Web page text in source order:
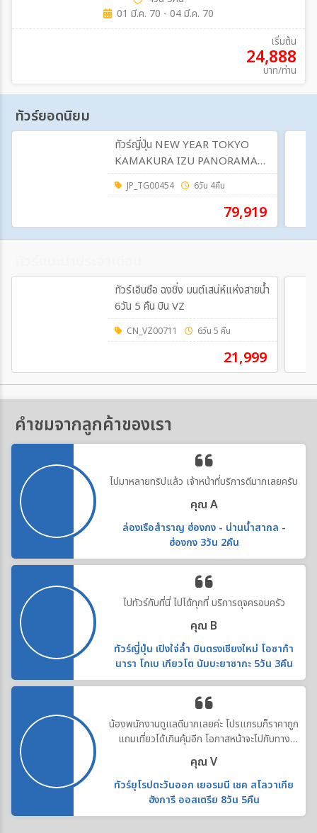
01 มี.ค. 70 - 04 มี.ค. 70
เริ่มต้น
24,888
บาท/ท่าน
ทัวร์ยอดนิยม
ทัวร์ญี่ปุ่น NEW YEAR TOKYO
KAMAKURA IZU PANORAMA
FUJI 6วัน 4คืน (TG)
JP_TG00454 6วัน 4คืน
79,919
ทัวร์เอินซือ ฉงชิ่ง มนต์เสน่ห์แห่งสายน้ำ
6วัน 5 คืน บิน VZ
CN_VZ00711 6วัน 5 คืน
21,999
คำชมจากลูกค้าของเรา
ไปมาหลายทริปแล้ว เจ้าหน้าที่บริการดีมากเลยครับ
คุณ A
ล่องเรือสำราญ ฮ่องกง - น่านน้ำสากล -
ฮ่องกง 3วัน 2คืน
ไปทัวร์กับที่นี่ ไปได้ทุกที่ บริการดุจครอบครัว
คุณ B
ทัวร์ญี่ปุ่น เปิงใจ่ล้ำ บินตรงเชียงใหม่ โอซาก้า
นารา โกเบ เกียวโต นัมบะยาซากะ 5วัน 3คืน
น้องพนักงานดูแลดีมากเลยค่ะ โปรแกรมก็ราคาถูก
แถมเที่ยวได้เกินคุ้มอีก โอกาสหน้าจะไปกับทาง
บริษัทอีกค่ะ
คุณ V
ทัวร์ยุโรปตะวันออก เยอรมนี เชค สโลวาเกีย
ฮังการี ออสเตรีย 8วัน 5คืน